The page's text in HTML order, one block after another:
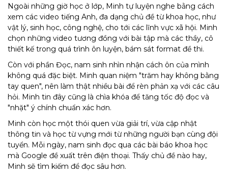
Ngoài những giờ học ở lớp, Minh tự luyện nghe bằng cách
xem các video tiếng Anh, đa dạng chủ đề từ khoa học, như
vật lý, sinh học, công nghệ, cho tới các lĩnh vực xã hội. Minh
chọn những video tương đồng với bài tập mà các thầy, cô
thiết kế trong quá trình ôn luyện, bám sát format đề thi.
Còn với phần Đọc, nam sinh nhìn nhận cách ôn của mình
không quá đặc biệt. Minh quan niệm "trăm hay không bằng
tay quen", nên làm thật nhiều bài để rèn phản xạ với các câu
hỏi. Minh tin đây cũng là chìa khóa để tăng tốc độ đọc và
"nhặt" ý chính chuẩn xác hơn.
Minh còn học một thói quen vừa giải trí, vừa cập nhật
thông tin và học từ vựng mới từ những người bạn cùng đội
tuyển. Mỗi ngày, nam sinh đọc qua các bài báo khoa học
mà Google đề xuất trên điện thoại. Thấy chủ đề nào hay,
Minh sẽ tìm kiếm để đọc sâu hơn.